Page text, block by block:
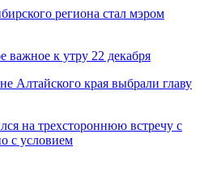
региона стал мэром
важное к утру 22 декабря
Алтайского края выбрали главу
на трехстороннюю встречу с
с условием